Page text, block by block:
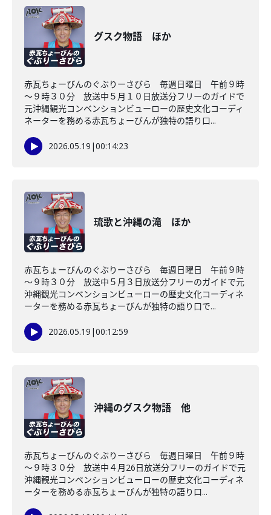
グスク物語 ほか
赤瓦ちょーびんのぐぶりーさびら 毎週日曜日 午前９時
～９時３０分 放送中５月１０日放送分フリーのガイドで
元沖縄観光コンベンションビューローの歴史文化コーディ
ネーターを務める赤瓦ちょーびんが独特の語り口...
2026.05.19 |00:14:23
琉歌と沖縄の滝 ほか
赤瓦ちょーびんのぐぶりーさびら 毎週日曜日 午前９時
～９時３０分 放送中５月３日放送分フリーのガイドで元
沖縄観光コンベンションビューローの歴史文化コーディネ
ーターを務める赤瓦ちょーびんが独特の語り口で...
2026.05.19 |00:12:59
沖縄のグスク物語 他
赤瓦ちょーびんのぐぶりーさびら 毎週日曜日 午前９時
～９時３０分 放送中４月26日放送分フリーのガイドで元
沖縄観光コンベンションビューローの歴史文化コーディネ
ーターを務める赤瓦ちょーびんが独特の語り口...